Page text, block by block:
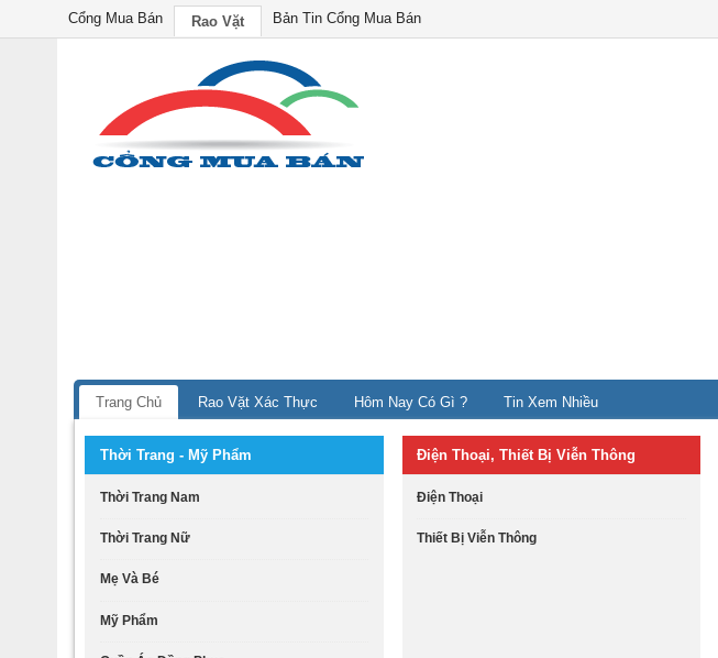
Cổng Mua Bán Rao Vặt Bản Tin Cổng Mua Bán
Trang Chủ Rao Vặt Xác Thực Hôm Nay Có Gì ? Tin Xem Nhiều
Thời Trang - Mỹ Phẩm
Thời Trang Nam
Thời Trang Nữ
Mẹ Và Bé
Mỹ Phẩm
Điện Thoại, Thiết Bị Viễn Thông
Điện Thoại
Thiết Bị Viễn Thông